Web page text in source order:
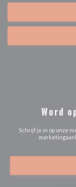
Word
Schrijf je in op onze